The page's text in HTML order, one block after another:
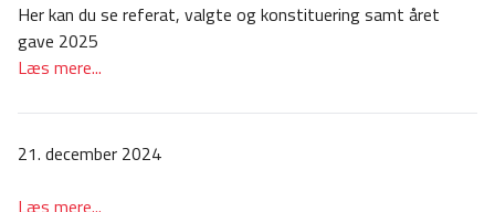
Her kan du se referat, valgte og konstituering samt året
gave 2025
Læs mere...
21. december 2024
Læs mere...